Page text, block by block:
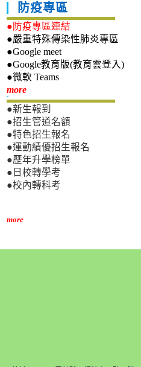
防疫專區
●防疫專區連結
●嚴重特殊傳染性肺炎專區
●Google meet
●Google教育版(教育雲登入)
●微軟 Teams
more新生專區
●新生報到
●招生管道名額
●特色招生報名
●運動績優招生報名
●歷年升學榜單
●日校轉學考
●校內轉科考
more